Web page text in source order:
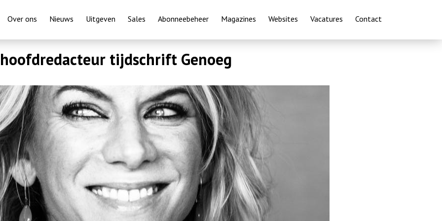
en
naar
de
gaan
Over ons Nieuws Uitgeven Sales Abonneebeheer Magazines Websites Vacatures Contact
tijdschrift Genoeg